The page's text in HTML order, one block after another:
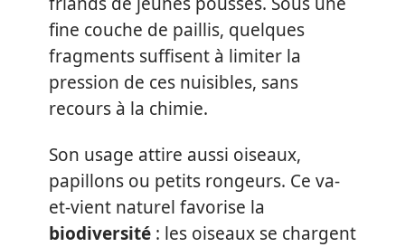
fine couche de paillis, quelques
fragments suffisent à limiter la
pression de ces nuisibles, sans
recours à la chimie.
Son usage attire aussi oiseaux,
papillons ou petits rongeurs. Ce va-
et-vient naturel favorise la
biodiversité : les oiseaux se chargent